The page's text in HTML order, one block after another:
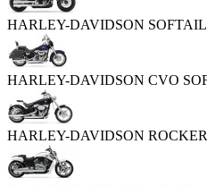
HARLEY-DAVIDSON
HARLEY-DAVIDSON CVO
HARLEY-DAVIDSON ROCKER